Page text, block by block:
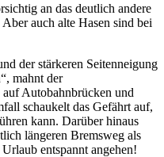
an das deutlich andere
auch alte Hasen sind bei
der stärkeren Seitenneigung
mahnt der
Autobahnbrücken und
schaukelt das Gefährt auf,
kann. Darüber hinaus
längeren Bremsweg als
entspannt angehen!